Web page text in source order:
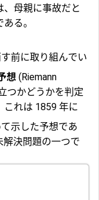
母親に事故だと
る。
前に取り組んでい
想 (Riemann
つかどうかを判定
これは 1859 年に
示した予想であ
解決問題の一つで